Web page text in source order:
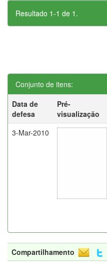
Resultado 1-1 de 1.
Conjunto de itens:
Data de
defesa
Pré-
visualização
3-Mar-2010
Compartilhamento